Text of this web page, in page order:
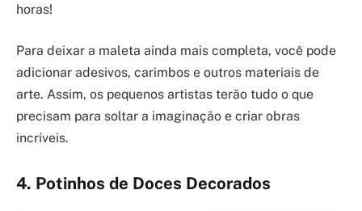
horas!
Para deixar a maleta ainda mais completa, você pode
adicionar adesivos, carimbos e outros materiais de
arte. Assim, os pequenos artistas terão tudo o que
precisam para soltar a imaginação e criar obras
incríveis.
4. Potinhos de Doces Decorados